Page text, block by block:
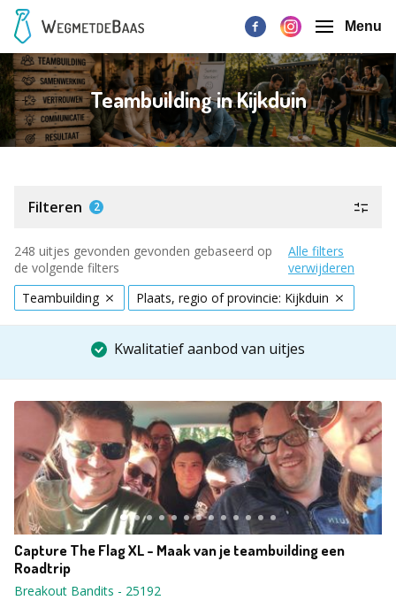
Menu
Teambuilding in Kijkduin
Filteren 2
248 uitjes gevonden gevonden gebaseerd op
de volgende filters
Alle filters
verwijderen
Teambuilding
Plaats, regio of provincie: Kijkduin
Kwalitatief aanbod van uitjes
Capture The Flag XL - Maak van je teambuilding een
Roadtrip
Breakout Bandits - 25192